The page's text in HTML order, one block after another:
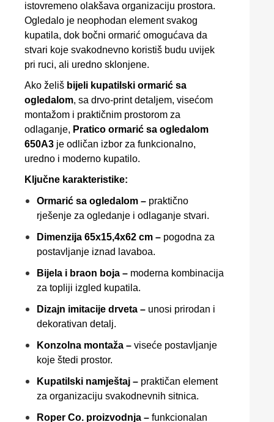
istovremeno olakšava organizaciju prostora.
Ogledalo je neophodan element svakog
kupatila, dok bočni ormarić omogućava da
stvari koje svakodnevno koristiš budu uvijek
pri ruci, ali uredno sklonjene.
Ako želiš bijeli kupatilski ormarić sa
ogledalom, sa drvo-print detaljem, visećom
montažom i praktičnim prostorom za
odlaganje, Pratico ormarić sa ogledalom
650A3 je odličan izbor za funkcionalno,
uredno i moderno kupatilo.
Ključne karakteristike:
Ormarić sa ogledalom – praktično
rješenje za ogledanje i odlaganje stvari.
Dimenzija 65x15,4x62 cm – pogodna za
postavljanje iznad lavaboa.
Bijela i braon boja – moderna kombinacija
za topliji izgled kupatila.
Dizajn imitacije drveta – unosi prirodan i
dekorativan detalj.
Konzolna montaža – viseće postavljanje
koje štedi prostor.
Kupatilski namještaj – praktičan element
za organizaciju svakodnevnih sitnica.
Roper Co. proizvodnja – funkcionalan